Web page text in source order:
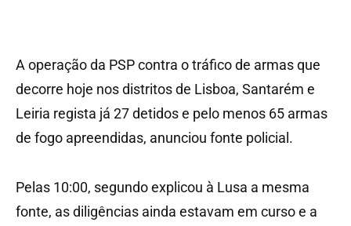
A operação da PSP contra o tráfico de armas que
decorre hoje nos distritos de Lisboa, Santarém e
Leiria regista já 27 detidos e pelo menos 65 armas
de fogo apreendidas, anunciou fonte policial.
Pelas 10:00, segundo explicou à Lusa a mesma
fonte, as diligências ainda estavam em curso e a